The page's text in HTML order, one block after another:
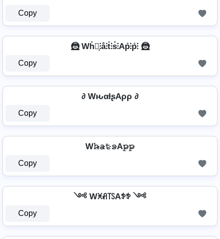
Copy
🦹 Wh̊⫶͎⫶å⫶t̊⫶s̊⫶Ap̊⫶p̊⫶ 🦹
Copy
∂ WԋαƚʂAρρ ∂
Copy
W𝚑̷̴𝚊̷𝚝̷𝚜̷A𝚙̷𝚙̷
Copy
༺ Wꁝꋬ꓄ꇙAꉣꉣ ༺
Copy